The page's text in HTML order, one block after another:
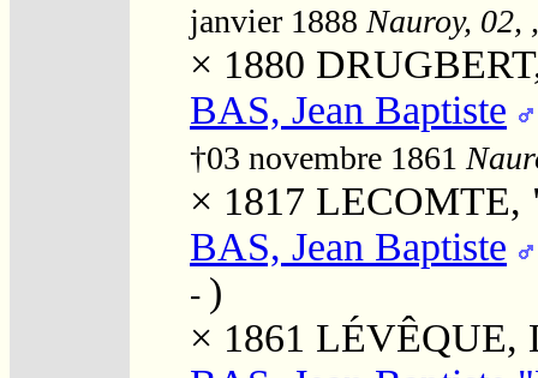
janvier 1888 Nauroy, 02,
× 1880
BAS, Jean Baptiste
†03 novembre 1861
× 1817 LECOMTE,
BAS, Jean Baptiste
- )
× 1861 LÉVÊQUE,